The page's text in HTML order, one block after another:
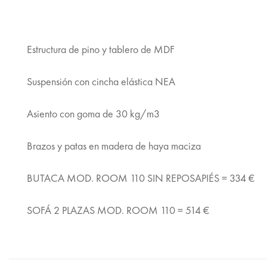
Estructura de pino y tablero de MDF
Suspensión con cincha elástica NEA
Asiento con goma de 30 kg/m3
Brazos y patas en madera de haya maciza
BUTACA MOD. ROOM 110 SIN REPOSAPIÉS = 334 €
SOFÁ 2 PLAZAS MOD. ROOM 110 = 514 €